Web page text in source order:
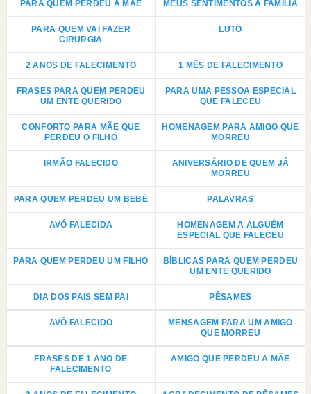
PARA QUEM PERDEU A MÃE MEUS SENTIMENTOS À FAMÍLIA
PARA QUEM VAI FAZER
CIRURGIA
LUTO
2 ANOS DE FALECIMENTO 1 MÊS DE FALECIMENTO
FRASES PARA QUEM PERDEU
UM ENTE QUERIDO
PARA UMA PESSOA ESPECIAL
QUE FALECEU
CONFORTO PARA MÃE QUE
PERDEU O FILHO
HOMENAGEM PARA AMIGO QUE
MORREU
IRMÃO FALECIDO
ANIVERSÁRIO DE QUEM JÁ
MORREU
PARA QUEM PERDEU UM BEBÊ PALAVRAS
AVÓ FALECIDA
HOMENAGEM A ALGUÉM
ESPECIAL QUE FALECEU
PARA QUEM PERDEU UM FILHO
BÍBLICAS PARA QUEM PERDEU
UM ENTE QUERIDO
DIA DOS PAIS SEM PAI PÊSAMES
AVÔ FALECIDO
MENSAGEM PARA UM AMIGO
QUE MORREU
FRASES DE 1 ANO DE
FALECIMENTO
AMIGO QUE PERDEU A MÃE